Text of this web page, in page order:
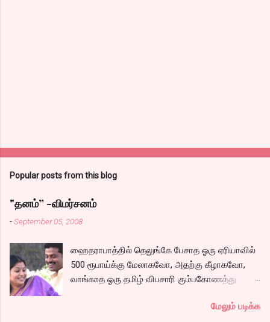
Popular posts from this blog
"தனம்” -விமர்சனம்
-September 05, 2008
ஹைதராபாத்தில் தெலுங்கே பேசாத ஓரு ஏரியாவில்
500 ரூபாய்க்கு மேலாகவோ, அதற்கு கீழாகவோ,
வாங்காத ஓரு தமிழ் விபசாரி கும்பகோணத்து
வாழ்கைபடுகிறாள். அவளுடய வாழ்கை எப்படிமேலும் படிக்க